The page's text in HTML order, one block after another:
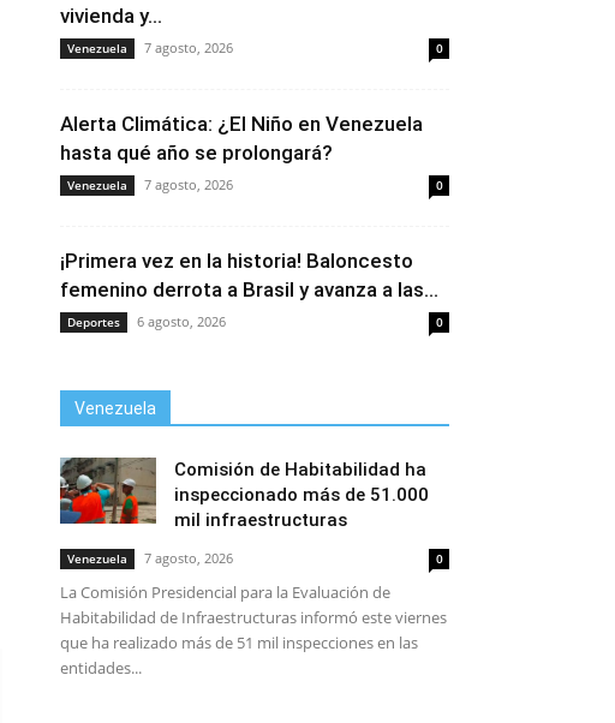
vivienda y...
Venezuela 7 agosto, 2026 0
Alerta Climática: ¿El Niño en Venezuela
hasta qué año se prolongará?
Venezuela 7 agosto, 2026 0
¡Primera vez en la historia! Baloncesto
femenino derrota a Brasil y avanza a las...
Deportes 6 agosto, 2026 0
Venezuela
Comisión de Habitabilidad ha
inspeccionado más de 51.000
mil infraestructuras
Venezuela 7 agosto, 2026 0
La Comisión Presidencial para la Evaluación de
Habitabilidad de Infraestructuras informó este viernes
que ha realizado más de 51 mil inspecciones en las
entidades...